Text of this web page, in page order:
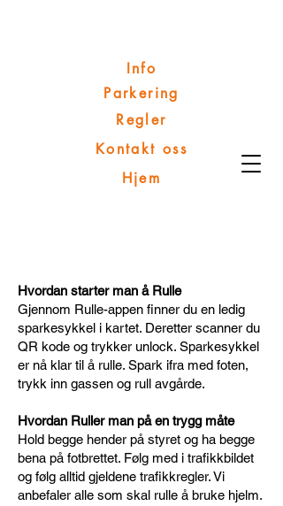
Hjem
Regler
Info
Kontakt oss
Parkering
Hvordan starter man å Rulle
Gjennom Rulle-appen finner du en ledig
sparkesykkel i kartet. Deretter scanner du
QR kode og trykker unlock. Sparkesykkel
er nå klar til å rulle. Spark ifra med foten,
trykk inn gassen og rull avgårde.
Hvordan Ruller man på en trygg måte
Hold begge hender på styret og ha begge
bena på fotbrettet. Følg med i trafikkbildet
og følg alltid gjeldene trafikkregler. Vi
anbefaler alle som skal rulle å bruke hjelm.